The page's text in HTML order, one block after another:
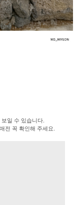
일 수 있습니다.
전 꼭 확인해 주세요.